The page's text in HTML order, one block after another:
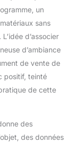
la
le
les fleurs,
Il
comme
entourez
de
peut
un
sans
d’associer
d’ambiance
de vente de
positif, teinté
de cette
des
des données